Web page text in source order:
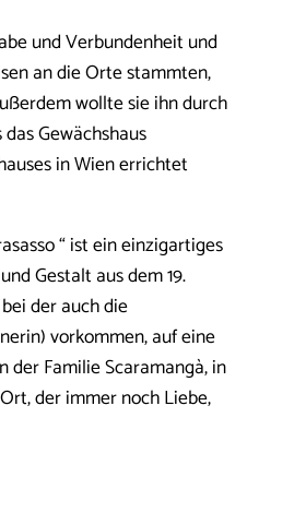
und Verbundenheit und
an die Orte stammten,
wollte sie ihn durch
Gewächshaus
in Wien errichtet
“ ist ein einzigartiges
Gestalt aus dem 19.
der auch die
vorkommen, auf eine
der Familie Scaramangà, in
der immer noch Liebe,